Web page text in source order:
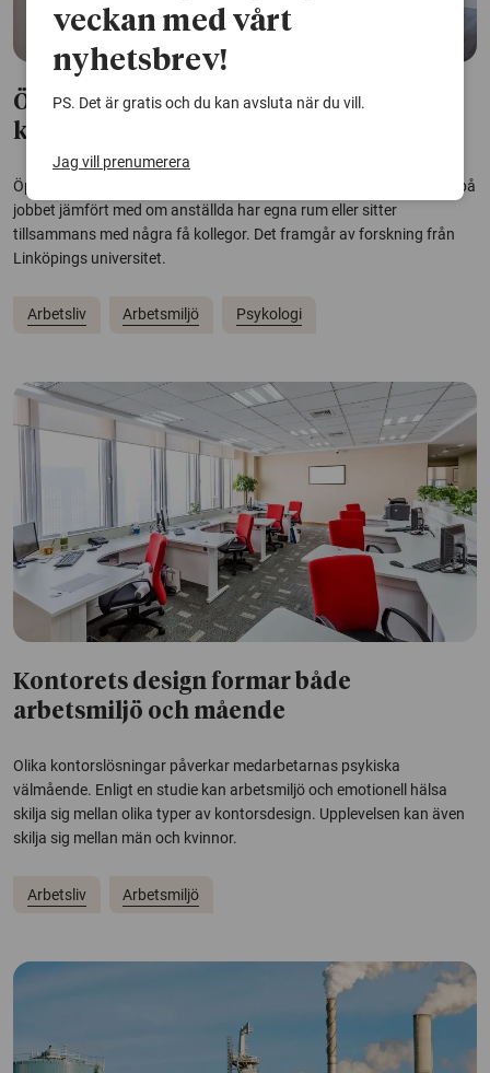
Ökad risk för mobbning i öppna
kontorslandskap
Öppna kontorslandskap medför en tydligt ökad risk för mobbning på
jobbet jämfört med om anställda har egna rum eller sitter
tillsammans med några få kollegor. Det framgår av forskning från
Linköpings universitet.
Arbetsliv Arbetsmiljö Psykologi
Kontorets design formar både
arbetsmiljö och mående
Olika kontorslösningar påverkar medarbetarnas psykiska
välmående. Enligt en studie kan arbetsmiljö och emotionell hälsa
skilja sig mellan olika typer av kontorsdesign. Upplevelsen kan även
skilja sig mellan män och kvinnor.
Arbetsliv Arbetsmiljö
veckan med vårt
nyhetsbrev!
PS. Det är gratis och du kan avsluta när du vill.
Jag vill prenumerera